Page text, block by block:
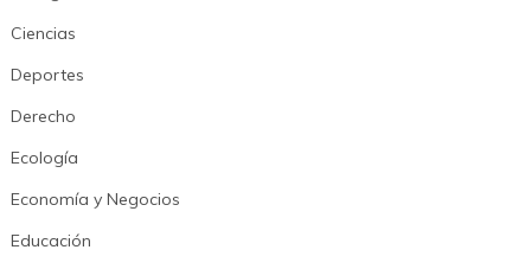
Ciencias
Deportes
Derecho
Ecología
Economía y Negocios
Educación